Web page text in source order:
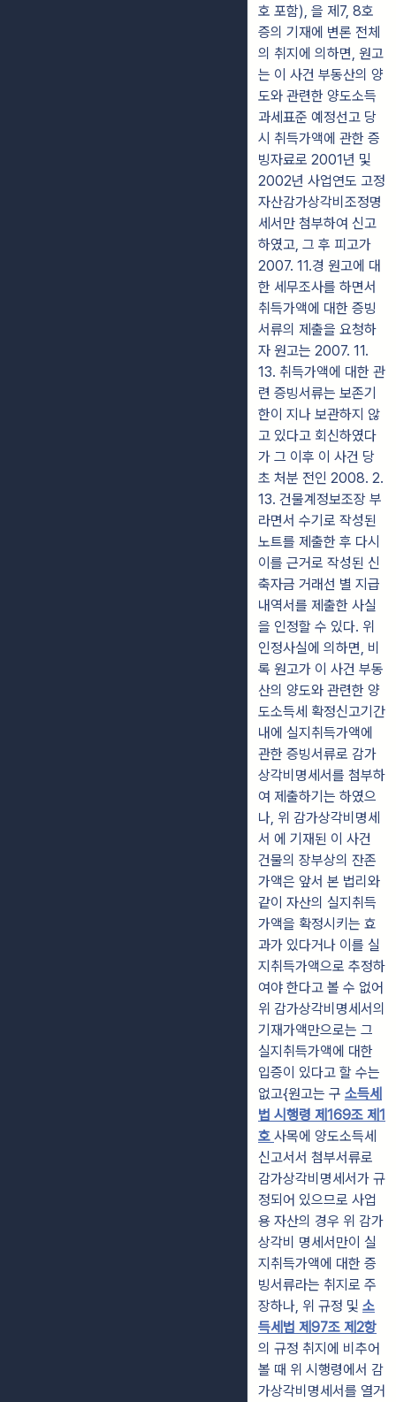
호 포함), 을 제7, 8호
증의 기재에 변론 전체
의 취지에 의하면, 원고
는 이 사건 부동산의 양
도와 관련한 양도소득
과세표준 예정선고 당
시 취득가액에 관한 증
빙자료로 2001년 및
2002년 사업연도 고정
자산감가상각비조정명
세서만 첨부하여 신고
하였고, 그 후 피고가
2007. 11.경 원고에 대
한 세무조사를 하면서
취득가액에 대한 증빙
서류의 제출을 요청하
자 원고는 2007. 11.
13. 취득가액에 대한 관
련 증빙서류는 보존기
한이 지나 보관하지 않
고 있다고 회신하였다
가 그 이후 이 사건 당
초 처분 전인 2008. 2.
13. 건물계정보조장 부
라면서 수기로 작성된
노트를 제출한 후 다시
이를 근거로 작성된 신
축자금 거래선 별 지급
내역서를 제출한 사실
을 인정할 수 있다. 위
인정사실에 의하면, 비
록 원고가 이 사건 부동
산의 양도와 관련한 양
도소득세 확정신고기간
내에 실지취득가액에
관한 증빙서류로 감가
상각비명세서를 첨부하
여 제출하기는 하였으
나, 위 감가상각비명세
서 에 기재된 이 사건
건물의 장부상의 잔존
가액은 앞서 본 법리와
같이 자산의 실지취득
가액을 확정시키는 효
과가 있다거나 이를 실
지취득가액으로 추정하
여야 한다고 볼 수 없어
위 감가상각비명세서의
기재가액만으로는 그
실지취득가액에 대한
입증이 있다고 할 수는
없고{원고는 구 소득세
법 시행령 제169조 제1
호 사목에 양도소득세
신고서서 첨부서류로
감가상각비명세서가 규
정되어 있으므로 사업
용 자산의 경우 위 감가
상각비 명세서만이 실
지취득가액에 대한 증
빙서류라는 취지로 주
장하나, 위 규정 및 소
득세법 제97조 제2항
의 규정 취지에 비추어
볼 때 위 시행령에서 감
가상각비명세서를 열거